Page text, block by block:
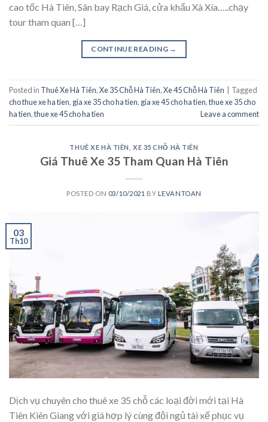
cao tốc Hà Tiên, Sân bay Rạch Giá, cửa khẩu Xà Xía…..chạy
tour tham quan […]
CONTINUE READING →
Posted in Thuê Xe Hà Tiên,Xe 35 Chỗ Hà Tiên,Xe 45 Chỗ Hà Tiên
Tagged
cho thue xe ha tien, gia xe 35 cho ha tien, gia xe 45 cho ha tien,thue xe 35 cho
ha tien,thue xe 45 cho ha tien Leave a comment
THUÊ XE HÀ TIÊN XE 35 CHỖ HÀ TIÊN
Giá Thuê Xe 35 Tham Quan Hà Tiên
POSTED ON 03/10/2021 BY LEVANTOAN
03
Th10
Dịch vụ chuyên cho thuê xe 35 chỗ các loại đời mới tại Hà
Tiên Kiên Giang với giá hợp lý cùng đội ngủ tài xế phục vụ